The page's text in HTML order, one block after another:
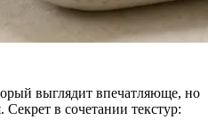
выглядит впечатляюще, но
в сочетании текстур: